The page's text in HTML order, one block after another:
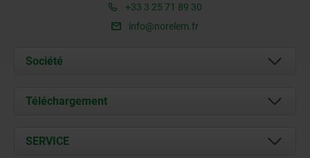
+33 3 25 71 89 30
info@norelem.fr
Société
À propos de nous
Contact
Téléchargement
Documents
SERVICE